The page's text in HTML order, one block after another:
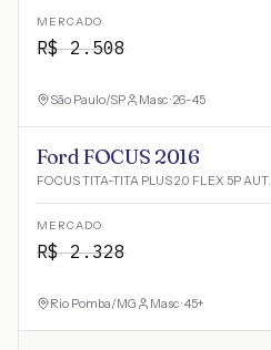
MERCADO
R$2.508
São Paulo/SP Masc · 26-45
Ford FOCUS 2016
FOCUS TITA-TITA PLUS 2.0 FLEX 5P AUT.
MERCADO
R$2.328
Rio Pomba/MG Masc · 45+